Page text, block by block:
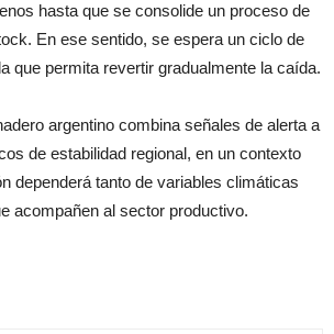
hasta que se consolide un proceso de
En ese sentido, se espera un ciclo de
que permita revertir gradualmente la caída.
argentino combina señales de alerta a
de estabilidad regional, en un contexto
dependerá tanto de variables climáticas
acompañen al sector productivo.